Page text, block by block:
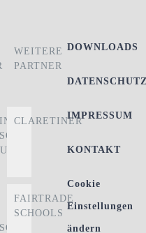
WEITERE
PARTNER
CLARETINER
FAIRTRADE
SCHOOLS
DOWNLOADS
IMPRESSUM
KONTAKT
Cookie
Einstellungen
ändern